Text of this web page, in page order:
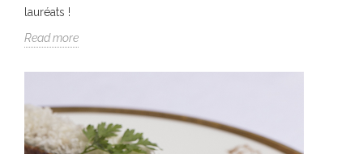
lauréats !
Read more